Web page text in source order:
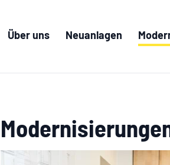
Über uns Neuanlagen